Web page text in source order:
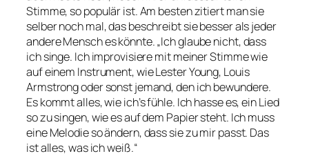
Stimme, so populär ist. Am besten zitiert man sie
selber noch mal, das beschreibt sie besser als jeder
andere Mensch es könnte. „Ich glaube nicht, dass
ich singe. Ich improvisiere mit meiner Stimme wie
auf einem Instrument, wie Lester Young, Louis
Armstrong oder sonst jemand, den ich bewundere.
Es kommt alles, wie ich’s fühle. Ich hasse es, ein Lied
so zu singen, wie es auf dem Papier steht. Ich muss
eine Melodie so ändern, dass sie zu mir passt. Das
ist alles, was ich weiß.“